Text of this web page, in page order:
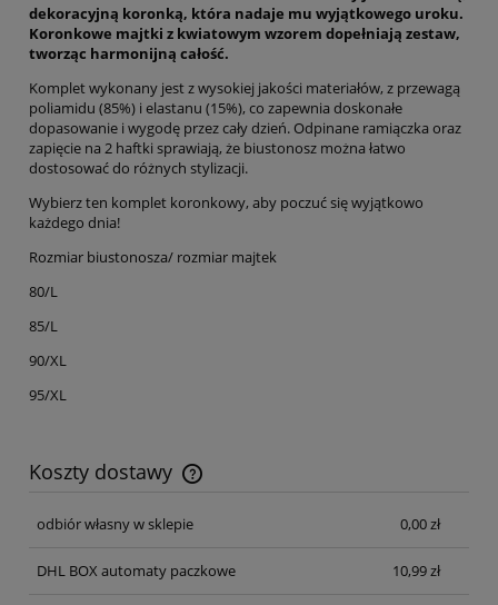
dekoracyjną koronką, która nadaje mu wyjątkowego uroku.
Koronkowe majtki z kwiatowym wzorem dopełniają zestaw,
tworząc harmonijną całość.
Komplet wykonany jest z wysokiej jakości materiałów, z przewagą
poliamidu (85%) i elastanu (15%), co zapewnia doskonałe
dopasowanie i wygodę przez cały dzień. Odpinane ramiączka oraz
zapięcie na 2 haftki sprawiają, że biustonosz można łatwo
dostosować do różnych stylizacji.
Wybierz ten komplet koronkowy, aby poczuć się wyjątkowo
każdego dnia!
Rozmiar biustonosza/ rozmiar majtek
80/L
85/L
90/XL
95/XL
Koszty dostawy
Cena nie zawiera ewentualnych kosztów płatności
odbiór własny w sklepie
0,00 zł
DHL BOX automaty paczkowe 10,99 zł